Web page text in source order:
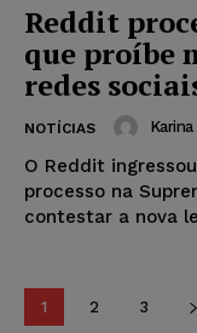
Reddit
que proíbe
redes
NOTÍCIAS
O Reddit
processo na
contestar a nova
1 2 3